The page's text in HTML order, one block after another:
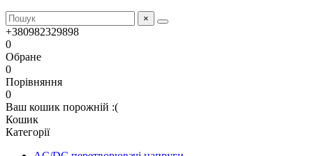
×
+380982329898
0
Обране
0
Порівняння
0
Ваш кошик порожній :(
Кошик
Категорії